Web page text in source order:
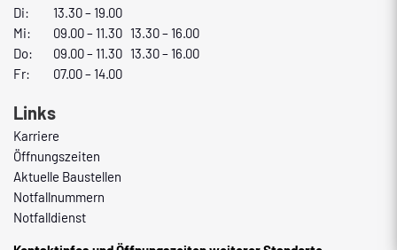
Di:
13.30 – 19.00
Mi:
09.00 – 11.30 13.30 – 16.00
Do:
09.00 – 11.30 13.30 – 16.00
Fr:
07.00 – 14.00
Links
Karriere
Öffnungszeiten
Aktuelle Baustellen
Notfallnummern
Notfalldienst